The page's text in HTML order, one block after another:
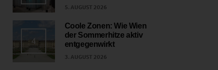
5. AUGUST 2026
4
Coole Zonen: Wie Wien
der Sommerhitze aktiv
entgegenwirkt
3. AUGUST 2026